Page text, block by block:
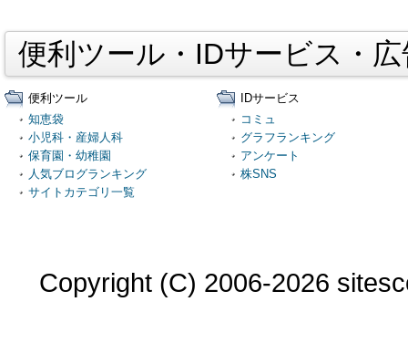
便利ツール・IDサービス・
便利ツール
知恵袋
小児科・産婦人科
保育園・幼稚園
人気ブログランキング
サイトカテゴリ一覧
IDサービス
コミュ
グラフランキング
アンケート
株SNS
Copyright (C) 2006-2026